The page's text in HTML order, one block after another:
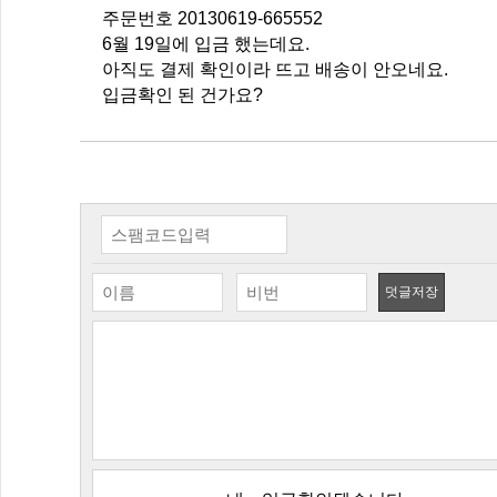
주문번호 20130619-665552
6월 19일에 입금 했는데요.
아직도 결제 확인이라 뜨고 배송이 안오네요.
입금확인 된 건가요?
덧글저장